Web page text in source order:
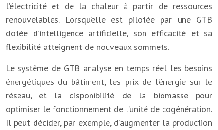
l’électricité et de la chaleur à partir de ressources
renouvelables. Lorsqu’elle est pilotée par une GTB
dotée d’intelligence artificielle, son efficacité et sa
flexibilité atteignent de nouveaux sommets.
Le système de GTB analyse en temps réel les besoins
énergétiques du bâtiment, les prix de l’énergie sur le
réseau, et la disponibilité de la biomasse pour
optimiser le fonctionnement de l’unité de cogénération.
Il peut décider, par exemple, d’augmenter la production